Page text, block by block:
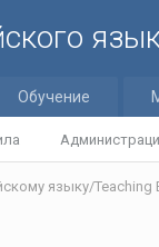
Обучение